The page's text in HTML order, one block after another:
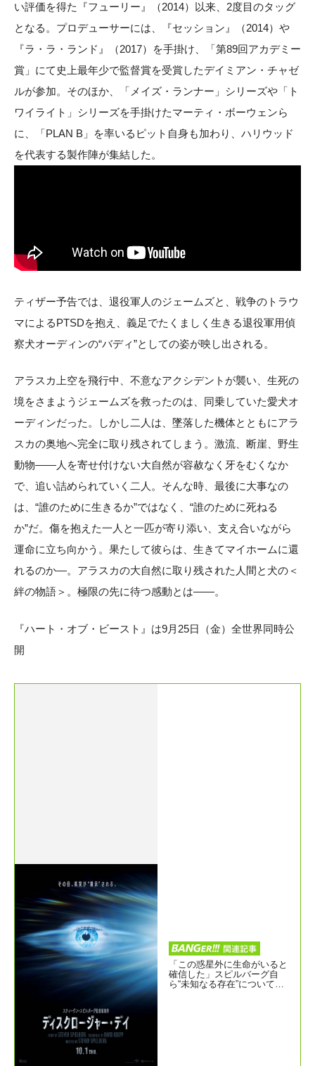
い評価を得た『フューリー』（2014）以来、2度目のタッグ
となる。プロデューサーには、『セッション』（2014）や
『ラ・ラ・ランド』（2017）を手掛け、「第89回アカデミー
賞」にて史上最年少で監督賞を受賞したデイミアン・チャゼ
ルが参加。そのほか、「メイズ・ランナー」シリーズや「ト
ワイライト」シリーズを手掛けたマーティ・ボーウェンら
に、「PLAN B」を率いるピット自身も加わり、ハリウッド
を代表する製作陣が集結した。
ティザー予告では、退役軍人のジェームズと、戦争のトラウ
マによるPTSDを抱え、義足でたくましく生きる退役軍用偵
察犬オーディンの“バディ”としての姿が映し出される。
アラスカ上空を飛行中、不意なアクシデントが襲い、生死の
境をさまようジェームズを救ったのは、同乗していた愛犬オ
ーディンだった。しかし二人は、墜落した機体とともにアラ
スカの奥地へ完全に取り残されてしまう。激流、断崖、野生
動物——人を寄せ付けない大自然が容赦なく牙をむくなか
で、追い詰められていく二人。そんな時、最後に大事なの
は、“誰のために生きるか”ではなく、“誰のために死ねる
か”だ。傷を抱えた一人と一匹が寄り添い、支え合いながら
運命に立ち向かう。果たして彼らは、生きてマイホームに還
れるのか—。アラスカの大自然に取り残された人間と犬の＜
絆の物語＞。極限の先に待つ感動とは——。
『ハート・オブ・ビースト』は9月25日（金）全世界同時公
開
「この惑星外に生命がいると
確信した」スピルバーグ自
ら“未知なる存在”について語